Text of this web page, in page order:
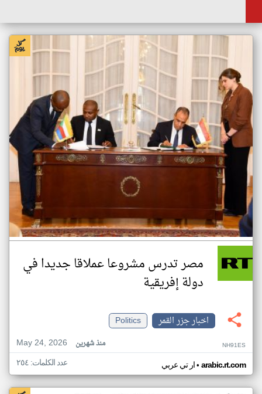
مصر تدرس مشروعا عملاقا جديدا في
دولة إفريقية
اخبار جزر القمر
Politics
May 24, 2026
منذ شهرين NH91ES
ار تي عربي• arabic.rt.com عدد الكلمات: ٢٥٤